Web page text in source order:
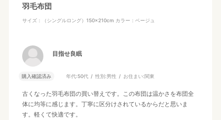
羽毛布団
サイズ：（シングルロング）150×210cm カラー：ベージュ
目指せ良眠
購入確認済み 年代:50代 性別:男性 お住まい:関東
古くなった羽毛布団の買い替えです。この布団は温かさを布団全
体に均等に感じます。丁寧に区分けされているからだと思いま
す。軽くて快適です。